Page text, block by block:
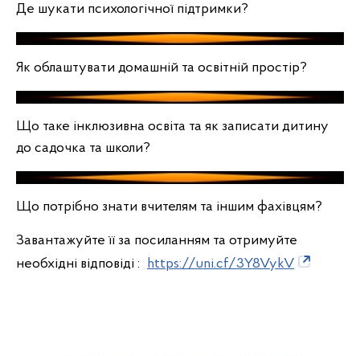
Де шукати психологічної підтримки?
Як облаштувати домашній та освітній простір?
Що таке інклюзивна освіта та як записати дитину
до садочка та школи?
Що потрібно знати вчителям та іншим фахівцям?
Завантажуйте її за посиланням та отримуйте
необхідні відповіді : https://uni.cf/3Y8VykV